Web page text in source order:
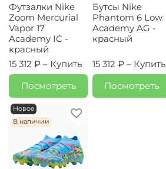
Футзалки Nike
Zoom Mercurial
Vapor 17
Academy IC -
красный
15 312 ₽ – Купить
Посмотреть
Бутсы Nike
Phantom 6 Low
Academy AG -
красный
15 312 ₽ – Купить
Посмотреть
Новое
В наличии